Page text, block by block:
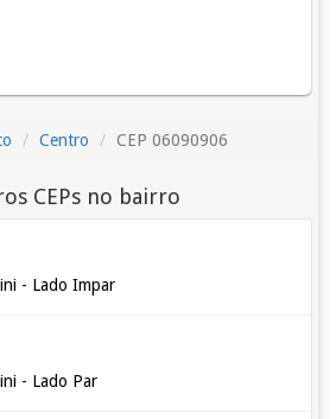
Centro CEP 06090906
CEPs no bairro
- Lado Impar
- Lado Par